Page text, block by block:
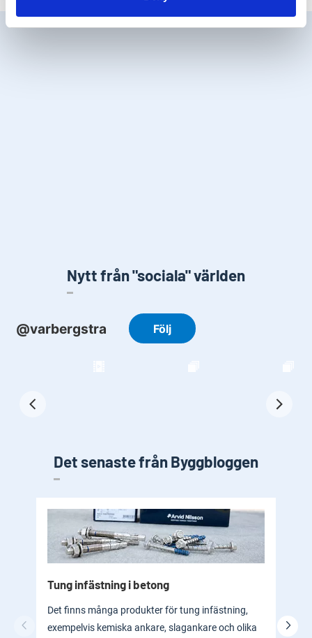
Nytt från "sociala" världen
Det senaste från Byggbloggen
Tung infästning i betong
Det finns många produkter för tung infästning,
exempelvis kemiska ankare, slagankare och olika